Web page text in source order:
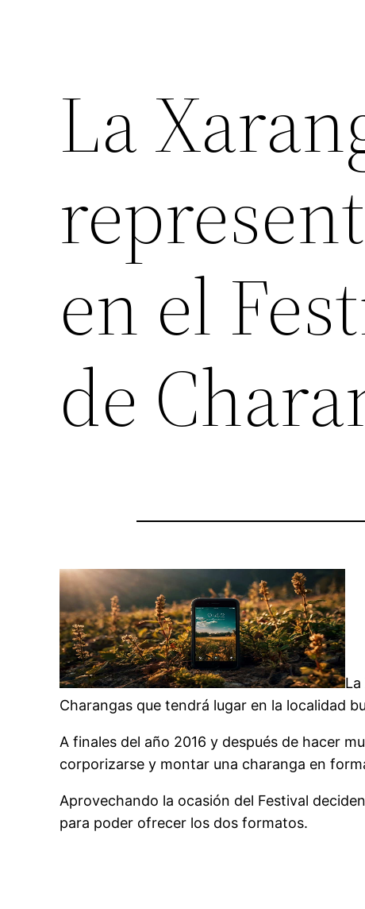
La
en el
de
Charangas que tendrá lugar en la localidad
A finales del año 2016 y después de hacer
corporizarse y montar una charanga en
Aprovechando la ocasión del Festival
para poder ofrecer los dos formatos.